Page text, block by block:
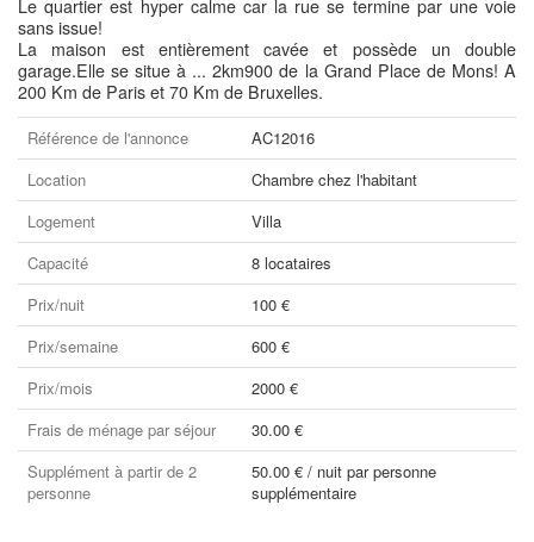
Le quartier est hyper calme car la rue se termine par une voie
sans issue!
La maison est entièrement cavée et possède un double
garage.Elle se situe à ... 2km900 de la Grand Place de Mons! A
200 Km de Paris et 70 Km de Bruxelles.
Référence de l'annonce
AC12016
Location
Chambre chez l'habitant
Logement
Villa
Capacité
8 locataires
Prix/nuit
100 €
Prix/semaine
600 €
Prix/mois
2000 €
Frais de ménage par séjour
30.00 €
Supplément à partir de 2
personne
50.00 € / nuit par personne
supplémentaire